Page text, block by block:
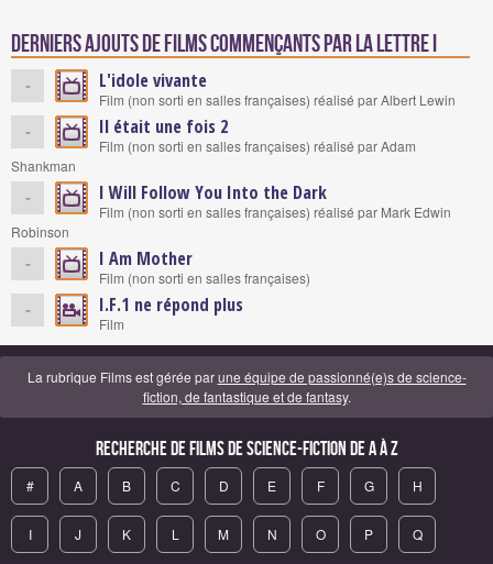
Derniers ajouts de films commençants par la lettre I
- L'idole vivante
Film (non sorti en salles françaises) réalisé par Albert Lewin
-
Il était une fois 2
Film (non sorti en salles françaises) réalisé par Adam
Shankman
-
I Will Follow You Into the Dark
Film (non sorti en salles françaises) réalisé par Mark Edwin
Robinson
-
I Am Mother
Film (non sorti en salles françaises)
-
I.F.1 ne répond plus
Film
La rubrique Films est gérée parune équipe de passionné(e)s de science-
fiction, de fantastique et de fantasy.
Recherche de Films de science-fiction de A à Z
# A B C D E F G H
I J K L M N O P Q